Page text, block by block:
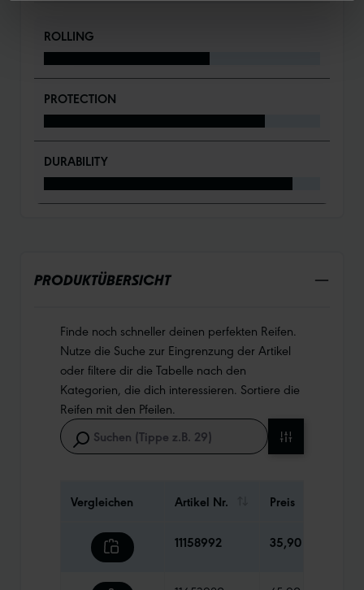
ROLLING
PROTECTION
DURABILITY
PRODUKTÜBERSICHT
Finde noch schneller deinen perfekten Reifen.
Nutze die Suche zur Eingrenzung der Artikel
oder filtere dir die Tabelle nach den
Kategorien, die dich interessieren. Sortiere die
Reifen mit den Pfeilen.
Vergleichen Artikel Nr. Preis
11158992 35,90 €